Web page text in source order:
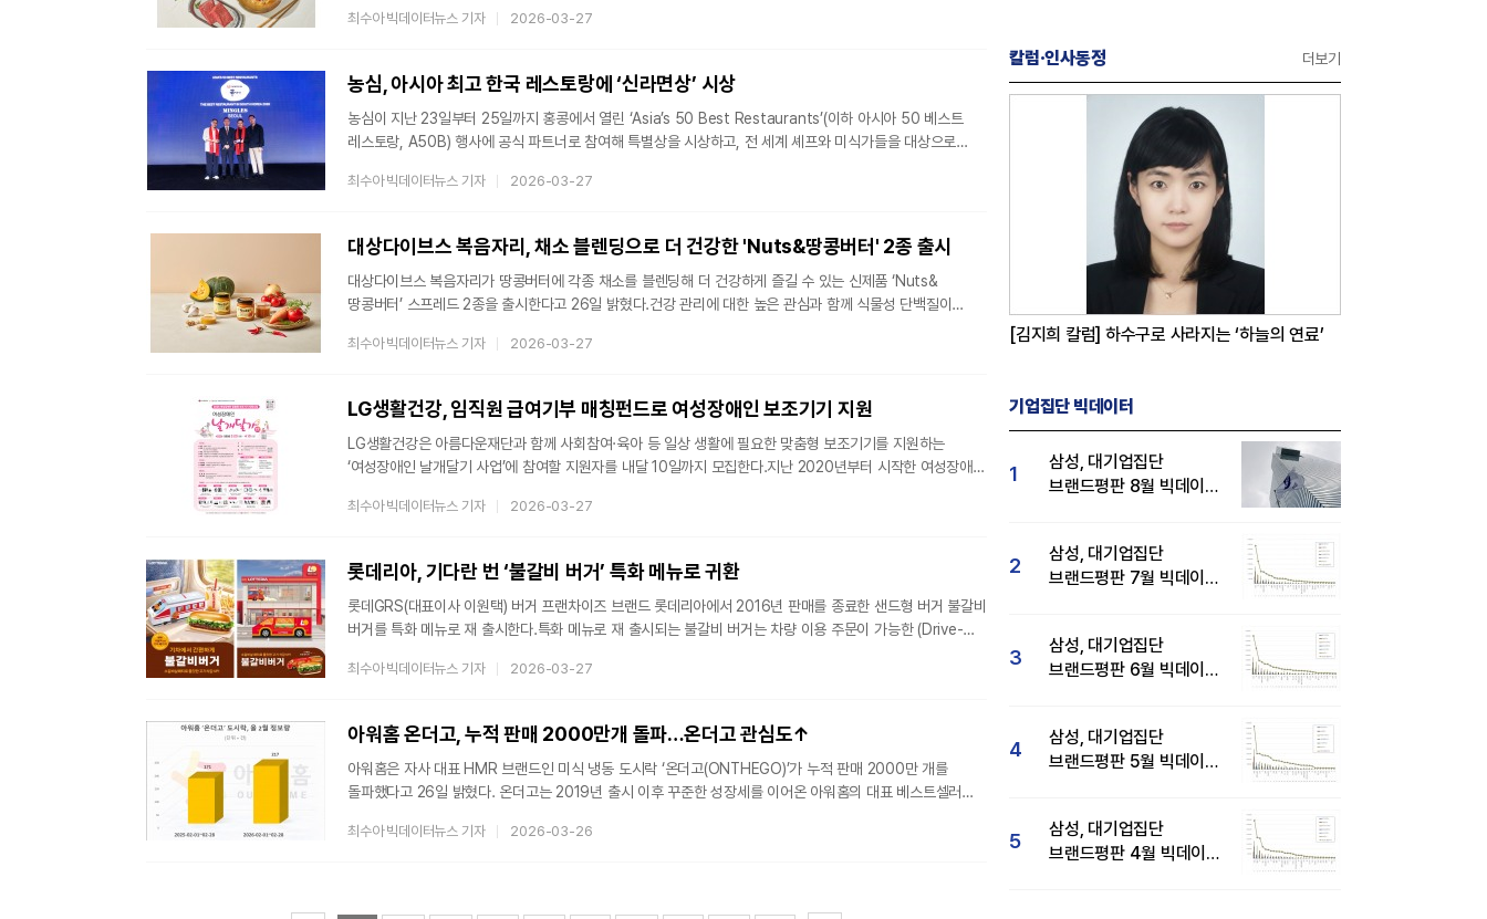
트렌드가 확산되는 가운데, 부산 향토 음식인 밀면의 맛을 구현한 점이 흥행 요인으로 분석된다. 특히 쿠팡
소비자 관심을 끌고 있다.‘진밀면’은 밀면 특유의 식감을 살린 ‘찰진 면발’이 특징이다.
최수아 빅데이터뉴스 기자 2026-03-27
농심, 아시아 최고 한국 레스토랑에 ‘신라면상’ 시상
농심이 지난 23일부터 25일까지 홍콩에서 열린 ‘Asia’s 50 Best Restaurants’(이하 아시아 50 베스트
레스토랑, A50B) 행사에 공식 파트너로 참여해 특별상을 시상하고, 전 세계 셰프와 미식가들을 대상으로
전문가300여 명이 투표를 통해 아시아 지역 최고 레스토랑 1위부터 50위까지를 선정하는 세계적인 미식
있다. 농심은 25일 저녁 진행된 시상식에서 특별상인 ‘Best restaurant in Korea sponsored by
Nongshim Shinra
최수아 빅데이터뉴스 기자 2026-03-27
대상다이브스 복음자리, 채소 블렌딩으로 더 건강한 'Nuts&땅콩버터' 2종 출시
대상다이브스 복음자리가 땅콩버터에 각종 채소를 블렌딩해 더 건강하게 즐길 수 있는 신제품 ‘Nuts&
땅콩버터’ 스프레드 2종을 출시한다고 26일 밝혔다.건강 관리에 대한 높은 관심과 함께 식물성 단백질이
국내 땅콩버터 시장은 2019년 45억 원에서 2024년 305억 원 규모로 약 580% 확대되며 가파른 성장세를
있다. 이에 대상다이브스 복음자리는 땅콩버터에 다양한 채소를 더해 다양한 용도로 활용할 수 있는 ‘Nu
최수아 빅데이터뉴스 기자 2026-03-27
LG생활건강, 임직원 급여기부 매칭펀드로 여성장애인 보조기기 지원
LG생활건강은 아름다운재단과 함께 사회참여·육아 등 일상 생활에 필요한 맞춤형 보조기기를 지원하는
‘여성장애인 날개달기 사업’에 참여할 지원자를 내달 10일까지 모집한다.지난 2020년부터 시작한 여성장애인
행복미소기금’으로 운영된다. 지금까지 총 157명의 여성 장애인에게 맞춤형 보조기기가 전달됐다.올해는
여성장애인을 대상으로 20명을 모집한다. 1인 최대 400만원 안팎으로 수량과 품목 제한없이 활용 목적에 맞
최수아 빅데이터뉴스 기자 2026-03-27
롯데리아, 기다란 번 ‘불갈비 버거’ 특화 메뉴로 귀환
롯데GRS(대표이사 이원택) 버거 프랜차이즈 브랜드 롯데리아에서 2016년 판매를 종료한 샌드형 버거 불갈비
버거를 특화 메뉴로 재 출시한다.특화 메뉴로 재 출시되는 불갈비 버거는 차량 이용 주문이 가능한 (Drive-
판매한다.이는 프랜차이즈 통일화 메뉴 운영 전략에서 매장 운영 형태•상권 등 유형에 따른 전략적 메뉴
21년 홍대점의 젊은 세대 및 외국인 등 유동 인구 특성에 맞춰 소고기 패티와 슬라이스 치즈 각각 3장을 넣은
정통
최수아 빅데이터뉴스 기자 2026-03-27
아워홈 온더고, 누적 판매 2000만개 돌파…온더고 관심도↑
아워홈은 자사 대표 HMR 브랜드인 미식 냉동 도시락 ‘온더고(ONTHEGO)’가 누적 판매 2000만 개를
돌파했다고 26일 밝혔다. 온더고는 2019년 출시 이후 꾸준한 성장세를 이어온 아워홈의 대표 베스트셀러
시장조사기관 칸타코리아에 따르면 지난해 온더고는 국내 냉동 도시락 시장에서 약 20% 점유율로
최수아 빅데이터뉴스 기자 2026-03-26
칼럼·인사동정 더보기
[김지희 칼럼] 하수구로 사라지는 ‘하늘의 연료’
기업집단 빅데이터
1
삼성, 대기업집단
브랜드평판 8월 빅데이터
2
삼성, 대기업집단
브랜드평판 7월 빅데이터
3
삼성, 대기업집단
브랜드평판 6월 빅데이터
4
삼성, 대기업집단
브랜드평판 5월 빅데이터
5
삼성, 대기업집단
브랜드평판 4월 빅데이터